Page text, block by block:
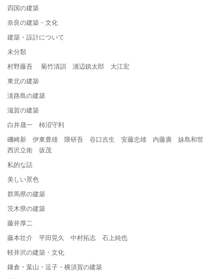
四国の建築
奈良の建築・文化
建築・設計について
未分類
村野藤吾 菊竹清訓 浦辺鎮太郎 大江宏
東北の建築
淡路島の建築
滋賀の建築
白井晟一 柿沼守利
磯崎新 伊東豊雄 隈研吾 谷口吉生 安藤忠雄 内藤廣 妹島和世
西沢立衛 坂茂
私的な話
美しい景色
群馬県の建築
茨木県の建築
藤井厚二
藤本壮介 平田晃久 中村拓志 石上純也
軽井沢の建築・文化
鎌倉・葉山・逗子・横須賀の建築